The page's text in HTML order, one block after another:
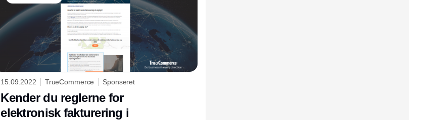
15.09.2022 TrueCommerce Sponseret
Kender du reglerne for
elektronisk fakturering i